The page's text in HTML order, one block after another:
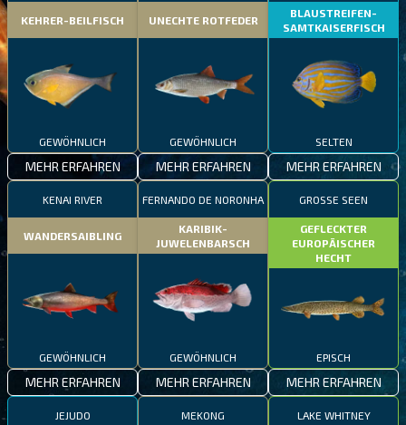
KEHRER-BEILFISCH
GEWÖHNLICH
MEHR ERFAHREN
UNECHTE ROTFEDER
GEWÖHNLICH
MEHR ERFAHREN
BLAUSTREIFEN-
SAMTKAISERFISCH
SELTEN
MEHR ERFAHREN
KENAI RIVER
WANDERSAIBLING
GEWÖHNLICH
MEHR ERFAHREN
FERNANDO DE NORONHA
KARIBIK-
JUWELENBARSCH
GEWÖHNLICH
MEHR ERFAHREN
GROSSE SEEN
GEFLECKTER
EUROPÄISCHER
HECHT
EPISCH
MEHR ERFAHREN
JEJUDO MEKONG LAKE WHITNEY